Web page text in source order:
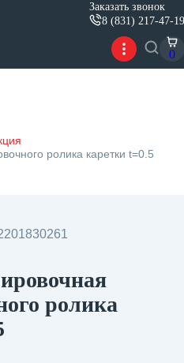
Заказать звонок
8 (831) 217-47-19
0
ролика каретки t=0.5
ролика